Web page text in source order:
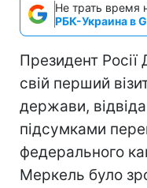
Не трать время
РБК-Украина в
Президент
свій перший
держави,
підсумками
федерального
Меркель було